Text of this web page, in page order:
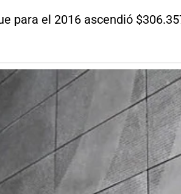
para el 2016 ascendió